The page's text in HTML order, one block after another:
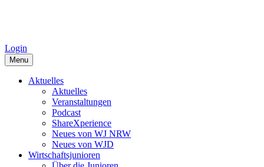
Login
Menu
Aktuelles
Aktuelles
Veranstaltungen
Podcast
ShareXperience
Neues von WJ NRW
Neues von WJD
Wirtschaftsjunioren